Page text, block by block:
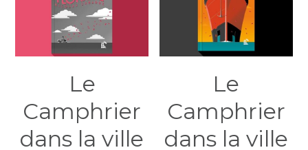
Le
Camphrier
dans la ville
Le
Camphrier
dans la ville